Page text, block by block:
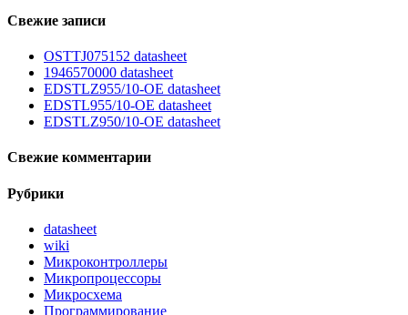
Свежие записи
OSTTJ075152 datasheet
1946570000 datasheet
EDSTLZ955/10-OE datasheet
EDSTL955/10-OE datasheet
EDSTLZ950/10-OE datasheet
Свежие комментарии
Рубрики
datasheet
wiki
Микроконтроллеры
Микропроцессоры
Микросхема
Программирование